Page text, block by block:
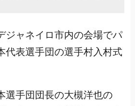
ジャネイロ市内の会場でパ
代表選手団の選手村入村式
選手団団長の大槻洋也の